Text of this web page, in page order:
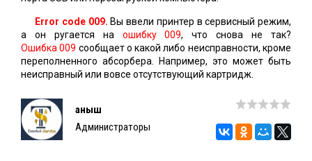
Error code 009. Вы ввели принтер в сервисный режим,
а он ругается на ошибку 009, что снова не так?
Ошибка 009 сообщает о какой либо неисправности, кроме
переполненного абсорбера. Например, это может быть
неисправный или вовсе отсутствующий картридж.
Қаныш
Администраторы